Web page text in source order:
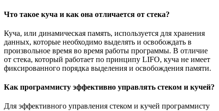
Что такое куча и как она отличается от стека?
Куча, или динамическая память, используется для хранения
данных, которые необходимо выделять и освобождать в
произвольное время во время работы программы. В отличие
от стека, который работает по принципу LIFO, куча не имеет
фиксированного порядка выделения и освобождения памяти.
Как программисту эффективно управлять стеком и кучей?
Для эффективного управления стеком и кучей программисту